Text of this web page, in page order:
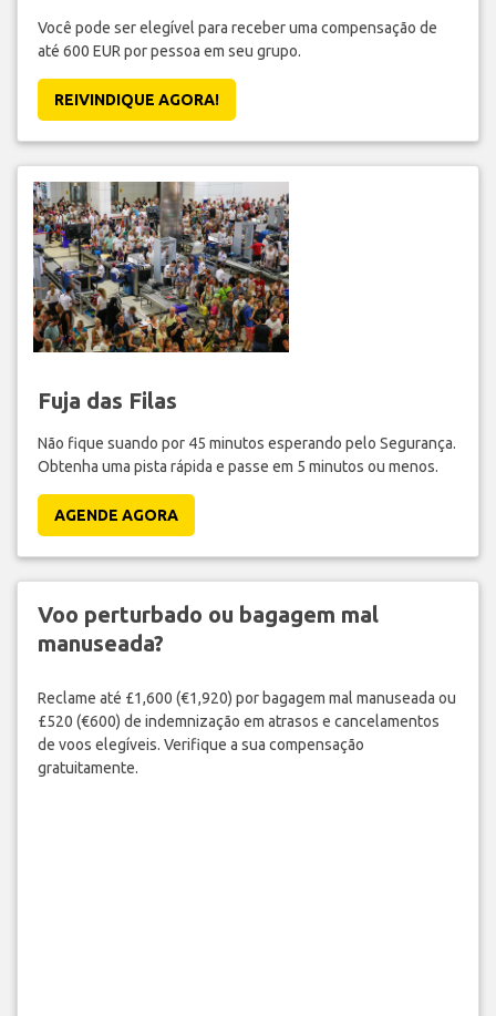
Você pode ser elegível para receber uma compensação de
até 600 EUR por pessoa em seu grupo.
REIVINDIQUE AGORA!
Fuja das Filas
Não fique suando por 45 minutos esperando pelo Segurança.
Obtenha uma pista rápida e passe em 5 minutos ou menos.
AGENDE AGORA
Voo perturbado ou bagagem mal
manuseada?
Reclame até £1,600 (€1,920) por bagagem mal manuseada ou
£520 (€600) de indemnização em atrasos e cancelamentos
de voos elegíveis. Verifique a sua compensação
gratuitamente.